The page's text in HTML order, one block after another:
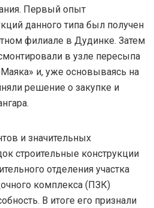
Первый опыт
данного типа был получен
филиале в Дудинке. Затем
в узле пересыпа
и, уже основываясь на
решение о закупке и
и значительных
строительные конструкции
отделения участка
комплекса (ПЗК)
В итоге его признали